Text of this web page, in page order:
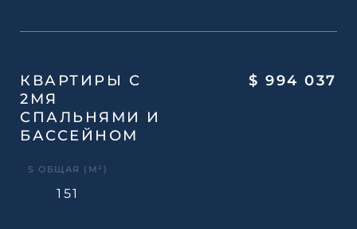
КВАРТИРЫ С
2МЯ
СПАЛЬНЯМИ И
БАССЕЙНОМ
S ОБЩАЯ (М²)
151
$ 994 037